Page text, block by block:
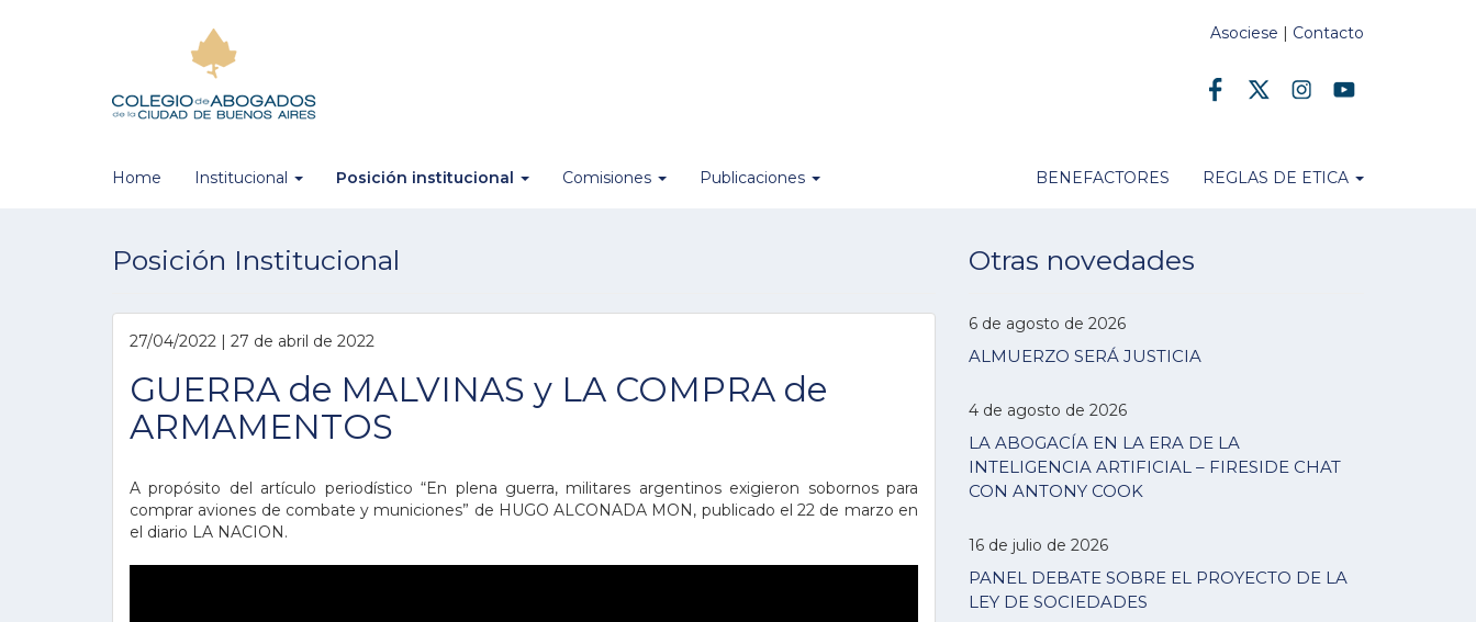
Asociese | Contacto
Home Institucional Posición institucional Comisiones Publicaciones BENEFACTORES REGLAS DE ETICA
Posición Institucional
27/04/2022 | 27 de abril de 2022
GUERRA de MALVINAS y LA COMPRA de
ARMAMENTOS
A propósito del artículo periodístico “En plena guerra, militares argentinos exigieron sobornos para
comprar aviones de combate y municiones” de HUGO ALCONADA MON, publicado el 22 de marzo en
el diario LA NACION.
Otras novedades
6 de agosto de 2026
ALMUERZO SERÁ JUSTICIA
4 de agosto de 2026
LA ABOGACÍA EN LA ERA DE LA
INTELIGENCIA ARTIFICIAL – FIRESIDE CHAT
CON ANTONY COOK
16 de julio de 2026
PANEL DEBATE SOBRE EL PROYECTO DE LA
LEY DE SOCIEDADES